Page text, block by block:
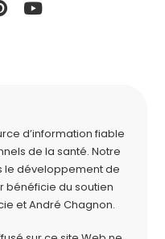
d’information fiable
de la santé. Notre
le développement de
bénéficie du soutien
et André Chagnon.